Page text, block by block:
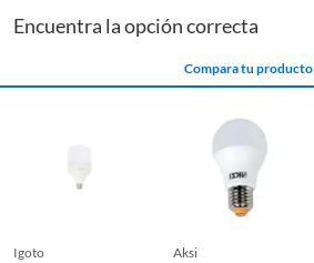
127 V
Encuentra la opción correcta
Compara tu producto
igoto aksi